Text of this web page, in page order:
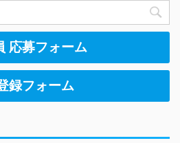
応募フォーム
録フォーム